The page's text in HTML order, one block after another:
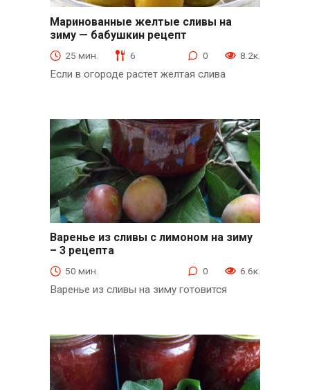
из слив и абрикосов
Маринованные желтые сливы на
зиму — бабушкин рецепт
25 мин. 6 0 8.2к.
Если в огороде растет желтая слива
из слив и абрикосов
Варенье из сливы с лимоном на зиму
– 3 рецепта
50 мин. 0 6.6к.
Варенье из сливы на зиму готовится